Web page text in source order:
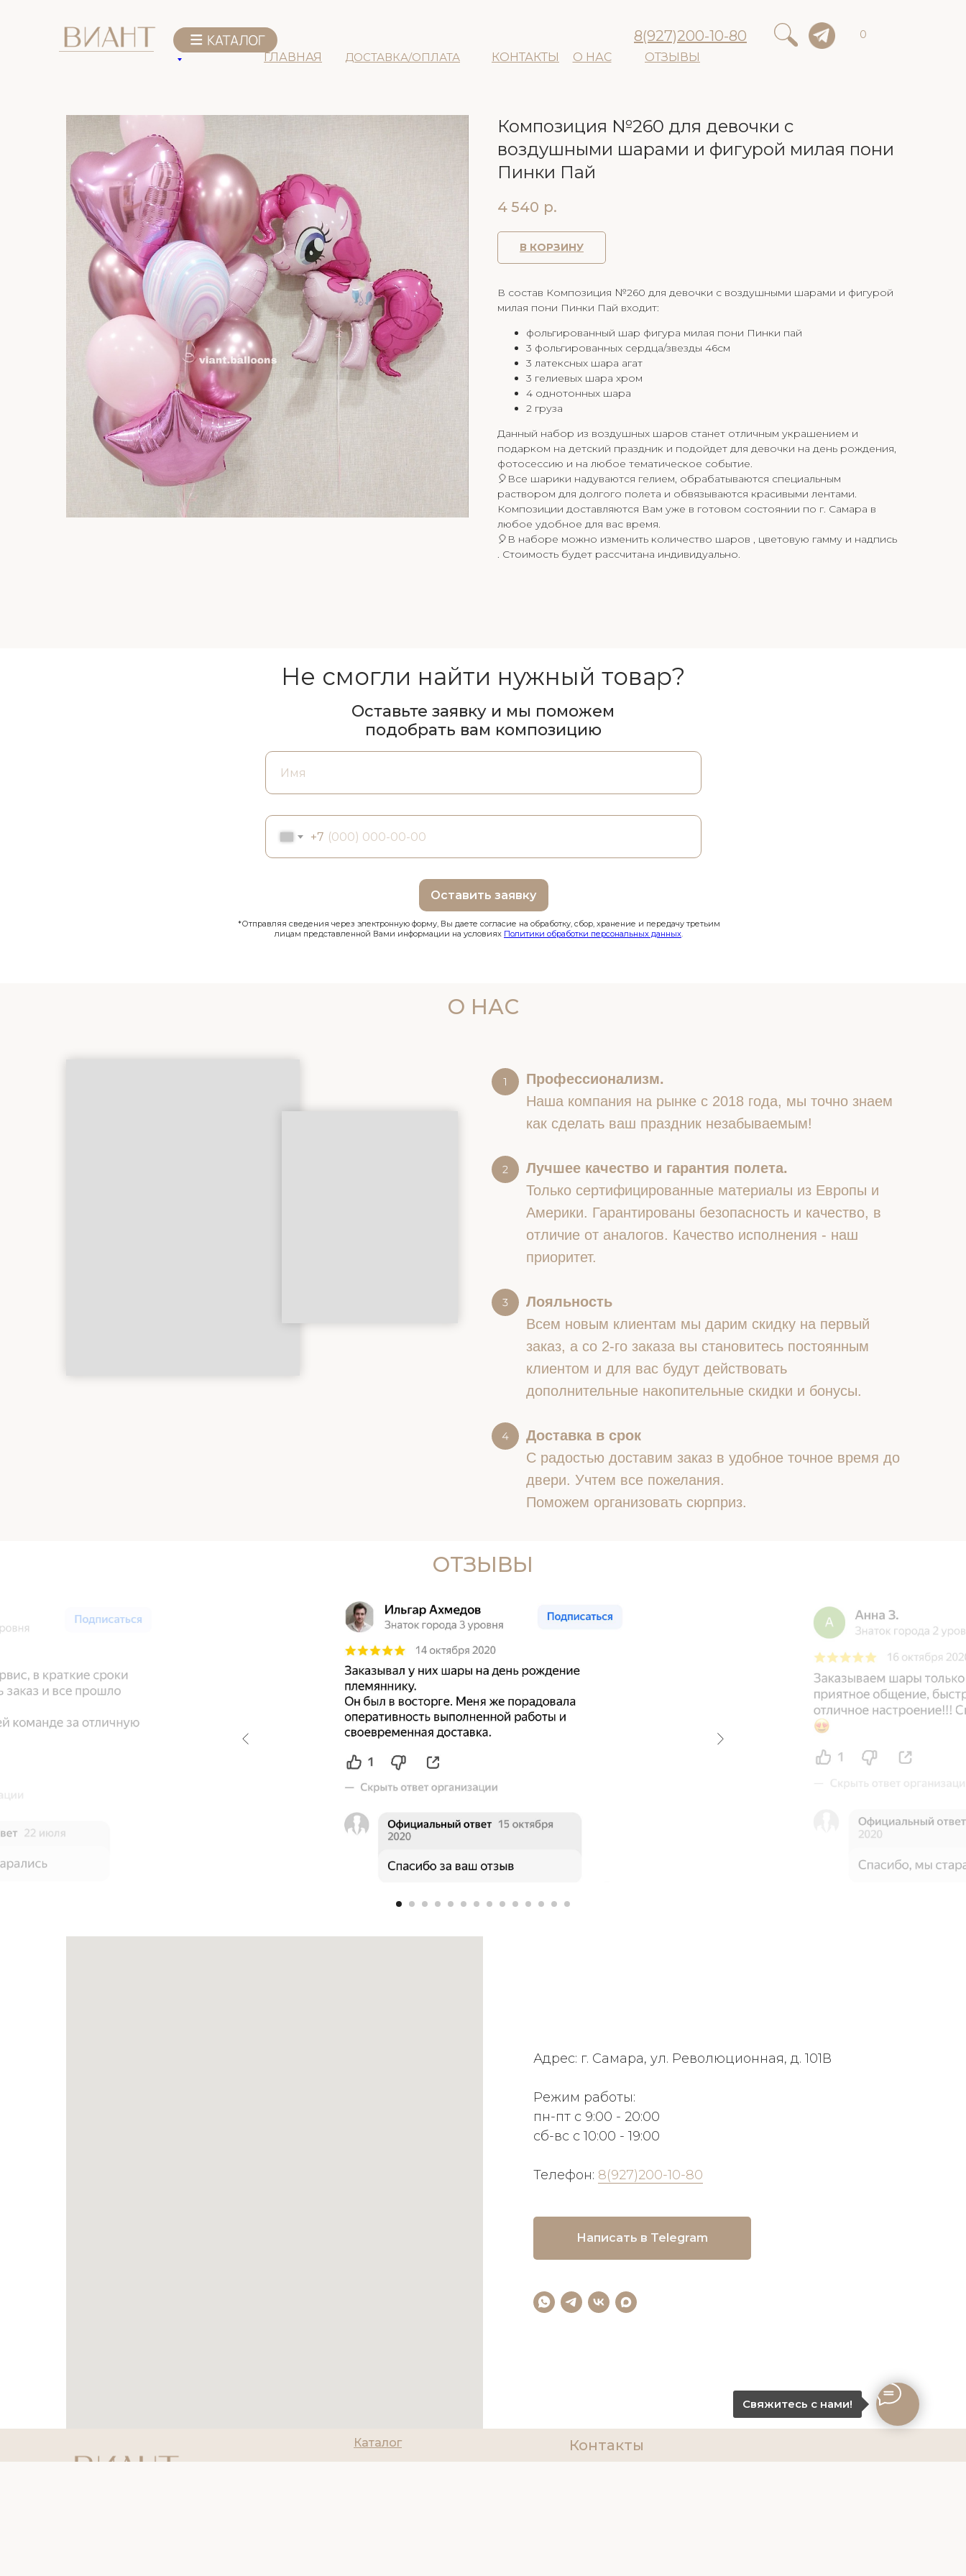
ДОСТАВКА/ОПЛАТА
ГЛАВНАЯ КОНТАКТЫ О НАС ОТЗЫВЫ
8(927)200-10-80 0
Свяжитесь с нами!
Композиция №260 для девочки с
воздушными шарами и фигурой милая пони
Пинки Пай
4 540 р.
В КОРЗИНУ
В состав Композиция №260 для девочки с воздушными шарами и фигурой
милая пони Пинки Пай входит:
фольгированный шар фигура милая пони Пинки пай
3 фольгированных сердца/звезды 46см
3 латексных шара агат
3 гелиевых шара хром
4 однотонных шара
2 груза
Данный набор из воздушных шаров станет отличным украшением и
подарком на детский праздник и подойдет для девочки на день рождения,
фотосессию и на любое тематическое событие.
🎈Все шарики надуваются гелием, обрабатываются специальным
раствором для долгого полета и обвязываются красивыми лентами.
Композиции доставляются Вам уже в готовом состоянии по г. Самара в
любое удобное для вас время.
🎈В наборе можно изменить количество шаров , цветовую гамму и надпись
. Стоимость будет рассчитана индивидуально.
+7
Оставить заявку
Не смогли найти нужный товар?
Оставьте заявку и мы поможем
подобрать вам композицию
*Отправляя сведения через электронную форму, Вы даете согласие на обработку, сбор, хранение и передачу третьим
лицам представленной Вами информации на условиях Политики обработки персональных данных.
О НАС
Профессионализм.
Наша компания на рынке с 2018 года, мы точно знаем
как сделать ваш праздник незабываемым!
Лучшее качество и гарантия полета.
Только сертифицированные материалы из Европы и
Америки. Гарантированы безопасность и качество, в
отличие от аналогов. Качество исполнения - наш
приоритет.
Лояльность
Всем новым клиентам мы дарим скидку на первый
заказ, а со 2-го заказа вы становитесь постоянным
клиентом и для вас будут действовать
дополнительные накопительные скидки и бонусы.
Доставка в срок
С радостью доставим заказ в удобное точное время до
двери. Учтем все пожелания.
Поможем организовать сюрприз.
ОТЗЫВЫ
Адрес: г. Самара, ул. Революционная, д. 101В
Режим работы:
пн-пт с 9:00 - 20:00
сб-вс с 10:00 - 19:00
Телефон: 8(927)200-10-80
Написать в Telegram
Контакты
Каталог